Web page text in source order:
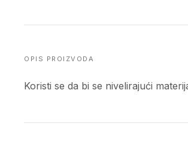
OPIS PROIZVODA
Koristi se da bi se nivelirajući